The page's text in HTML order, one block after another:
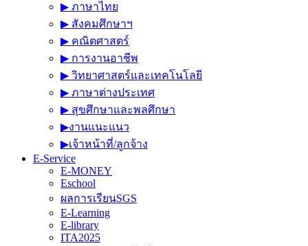
▶︎ ภาษาไทย
▶︎ สังคมศึกษาฯ
▶︎ คณิตศาสตร์
▶︎ การงานอาชีพ
▶︎ วิทยาศาสตร์และเทคโนโลยี
▶︎ ภาษาต่างประเทศ
▶︎ สุขศึกษาและพลศึกษา
▶︎งานแนะแนว
▶︎เจ้าหน้าที่/ลูกจ้าง
E-Service
E-MONEY
Eschool
ผลการเรียนSGS
E-Learning
E-library
ITA2025